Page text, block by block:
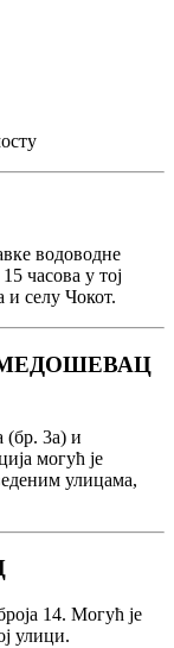
водоводне
часова у тој
селу Чокот.
(бр. 3а) и
могућ је
улицама,
14. Могућ је
улици.